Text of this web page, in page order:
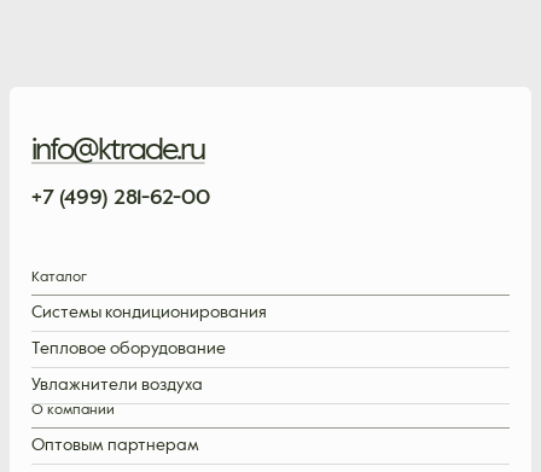
info@ktrade.ru
+7 (499) 281-62-00
Каталог
Системы кондиционирования
Тепловое оборудование
Увлажнители воздуха
О компании
Оптовым партнерам